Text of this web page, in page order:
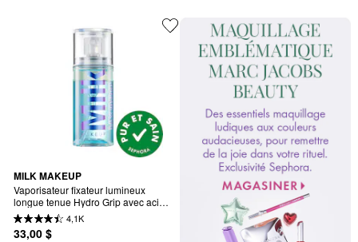
MILK MAKEUP
Vaporisateur fixateur lumineux
longue tenue Hydro Grip avec acide
hyaluronique et niacinamide en
format mini
4,1K
33,00 $